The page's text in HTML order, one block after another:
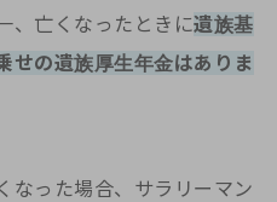
、亡くなったときに遺族基
せの遺族厚生年金はありま
なった場合、サラリーマン